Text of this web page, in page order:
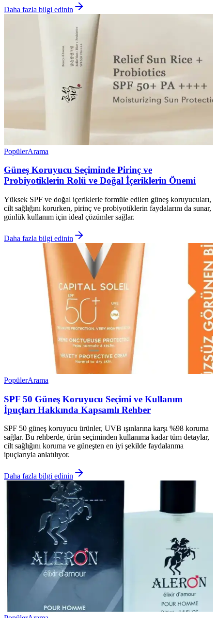
Daha fazla bilgi edinin
PopülerArama
Güneş Koruyucu Seçiminde Pirinç ve
Probiyotiklerin Rolü ve Doğal İçeriklerin Önemi
Yüksek SPF ve doğal içeriklerle formüle edilen güneş koruyucuları,
cilt sağlığını korurken, pirinç ve probiyotiklerin faydalarını da sunar,
günlük kullanım için ideal çözümler sağlar.
Daha fazla bilgi edinin
PopülerArama
SPF 50 Güneş Koruyucu Seçimi ve Kullanım
İpuçları Hakkında Kapsamlı Rehber
SPF 50 güneş koruyucu ürünler, UVB ışınlarına karşı %98 koruma
sağlar. Bu rehberde, ürün seçiminden kullanıma kadar tüm detaylar,
cilt sağlığını koruma ve güneşten en iyi şekilde faydalanma
ipuçlarıyla anlatılıyor.
Daha fazla bilgi edinin